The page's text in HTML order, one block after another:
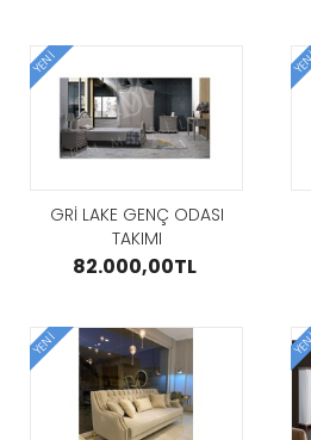
YENI
GRİ LAKE GENÇ ODASI
TAKIMI
82.000,00TL
YENI